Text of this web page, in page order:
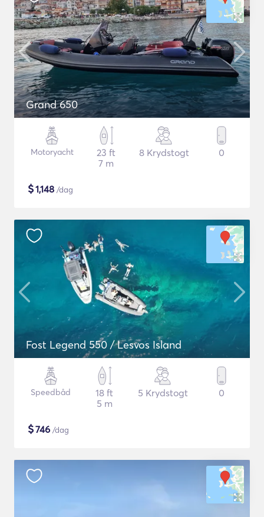
Grand 650
Motoryacht
23 ft
7 m
8 Krydstogt 0
$1,148 /dag
Fost Legend 550 / Lesvos Island
Speedbåd
18 ft
5 m
5 Krydstogt 0
$746 /dag